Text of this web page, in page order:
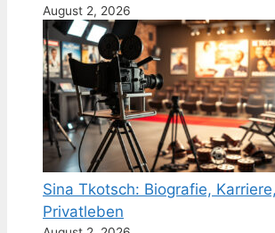
August 2, 2026
Sina Tkotsch: Biografie,
Privatleben